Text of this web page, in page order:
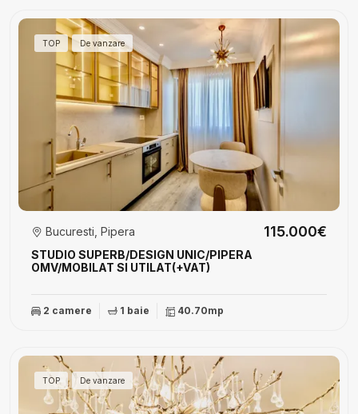
TOP De vanzare
STUDIO SUPERB/DESIGN UNIC/PIPERA
OMV/MOBILAT SI UTILAT(+VAT)
Bucuresti, Pipera 115.000€
2 camere 1 baie 40.70mp
TOP De vanzare